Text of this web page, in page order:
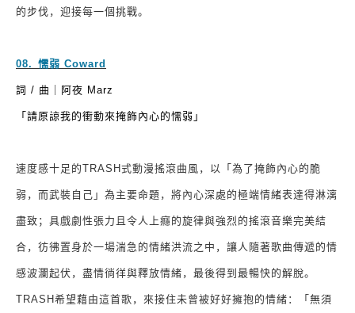
的步伐，迎接每一個挑戰。
08. 懦弱 Coward
詞 / 曲｜阿夜 Marz
「請原諒我的衝動來掩飾內心的懦弱」
速度感十足的TRASH 式動漫搖滾曲風，以「為了掩飾內心的脆
弱，而武裝自己」為主要命題，將內心深處的極端情緒表達得淋漓
盡致；具戲劇性張力且令人上癮的旋律與強烈的搖滾音樂完美結
合，彷彿置身於一場湍急的情緒洪流之中，讓人隨著歌曲傳遞的情
感波瀾起伏，盡情徜徉與釋放情緒，最後得到最暢快的解脫。
TRASH 希望藉由這首歌，來接住未曾被好好擁抱的情緒：「無須